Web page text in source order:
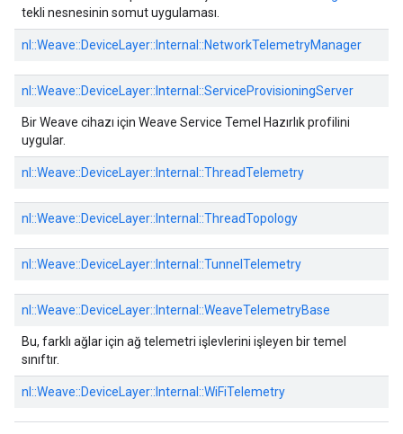
tekli nesnesinin somut uygulaması.
nl::Weave::DeviceLayer:: Internal::NetworkTelemetryManager
nl::Weave::DeviceLayer:: Internal::ServiceProvisioningServer
Bir Weave cihazı için Weave Service Temel Hazırlık profilini
uygular.
nl::Weave::DeviceLayer:: Internal::ThreadTelemetry
nl::Weave::DeviceLayer:: Internal::ThreadTopology
nl::Weave::DeviceLayer:: Internal::TunnelTelemetry
nl::Weave::DeviceLayer:: Internal::WeaveTelemetryBase
Bu, farklı ağlar için ağ telemetri işlevlerini işleyen bir temel
sınıftır.
nl::Weave::DeviceLayer:: Internal::WiFiTelemetry